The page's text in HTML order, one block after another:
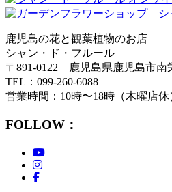
鹿児島の花と観葉植物のお店
シャン・ド・フルール
〒891-0122 鹿児島県鹿児島市南
TEL：099-260-6088
営業時間：10時〜18時（木曜店休
FOLLOW：